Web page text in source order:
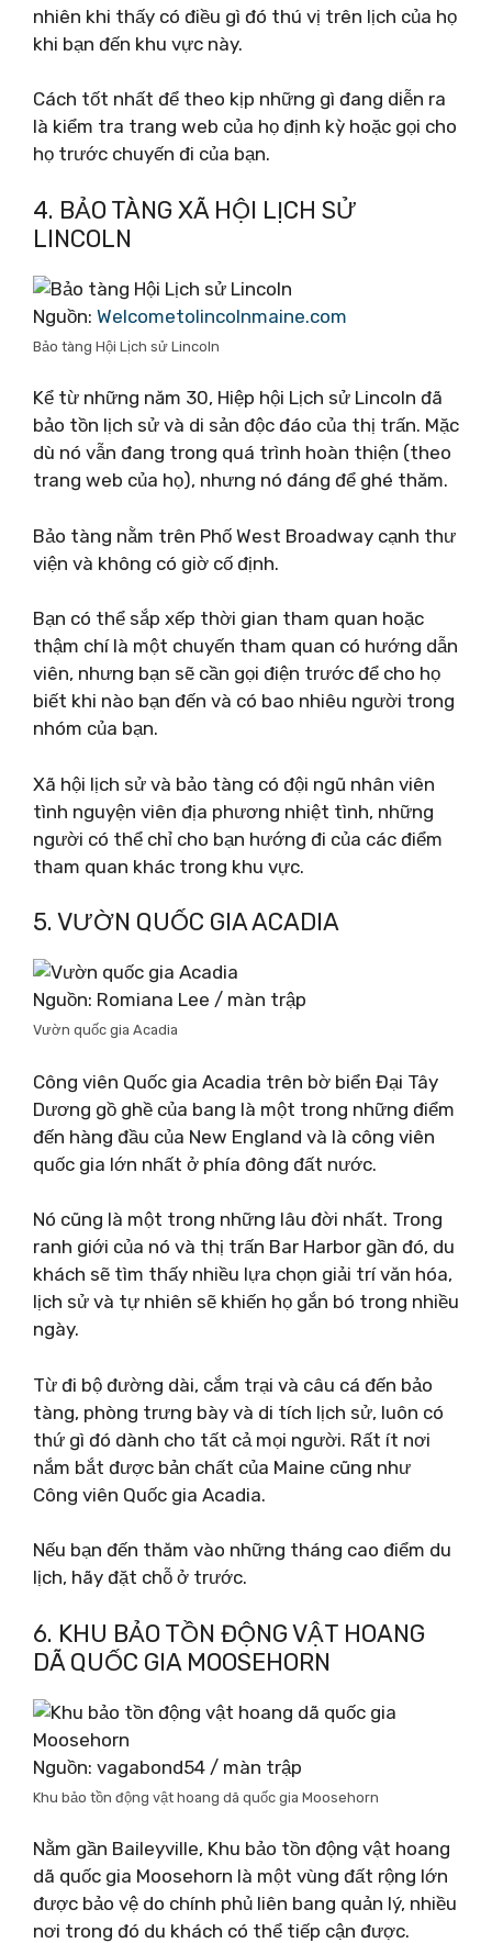
nhiên khi thấy có điều gì đó thú vị trên lịch của họ
khi bạn đến khu vực này.
Cách tốt nhất để theo kịp những gì đang diễn ra
là kiểm tra trang web của họ định kỳ hoặc gọi cho
họ trước chuyến đi của bạn.
4. BẢO TÀNG XÃ HỘI LỊCH SỬ
LINCOLN
Nguồn: Welcometolincolnmaine.com
Bảo tàng Hội Lịch sử Lincoln
Kể từ những năm 30, Hiệp hội Lịch sử Lincoln đã
bảo tồn lịch sử và di sản độc đáo của thị trấn. Mặc
dù nó vẫn đang trong quá trình hoàn thiện (theo
trang web của họ), nhưng nó đáng để ghé thăm.
Bảo tàng nằm trên Phố West Broadway cạnh thư
viện và không có giờ cố định.
Bạn có thể sắp xếp thời gian tham quan hoặc
thậm chí là một chuyến tham quan có hướng dẫn
viên, nhưng bạn sẽ cần gọi điện trước để cho họ
biết khi nào bạn đến và có bao nhiêu người trong
nhóm của bạn.
Xã hội lịch sử và bảo tàng có đội ngũ nhân viên
tình nguyện viên địa phương nhiệt tình, những
người có thể chỉ cho bạn hướng đi của các điểm
tham quan khác trong khu vực.
5. VƯỜN QUỐC GIA ACADIA
Nguồn: Romiana Lee / màn trập
Vườn quốc gia Acadia
Công viên Quốc gia Acadia trên bờ biển Đại Tây
Dương gồ ghề của bang là một trong những điểm
đến hàng đầu của New England và là công viên
quốc gia lớn nhất ở phía đông đất nước.
Nó cũng là một trong những lâu đời nhất. Trong
ranh giới của nó và thị trấn Bar Harbor gần đó, du
khách sẽ tìm thấy nhiều lựa chọn giải trí văn hóa,
lịch sử và tự nhiên sẽ khiến họ gắn bó trong nhiều
ngày.
Từ đi bộ đường dài, cắm trại và câu cá đến bảo
tàng, phòng trưng bày và di tích lịch sử, luôn có
thứ gì đó dành cho tất cả mọi người. Rất ít nơi
nắm bắt được bản chất của Maine cũng như
Công viên Quốc gia Acadia.
Nếu bạn đến thăm vào những tháng cao điểm du
lịch, hãy đặt chỗ ở trước.
6. KHU BẢO TỒN ĐỘNG VẬT HOANG
DÃ QUỐC GIA MOOSEHORN
Nguồn: vagabond54 / màn trập
Khu bảo tồn động vật hoang dã quốc gia Moosehorn
Nằm gần Baileyville, Khu bảo tồn động vật hoang
dã quốc gia Moosehorn là một vùng đất rộng lớn
được bảo vệ do chính phủ liên bang quản lý, nhiều
nơi trong đó du khách có thể tiếp cận được.